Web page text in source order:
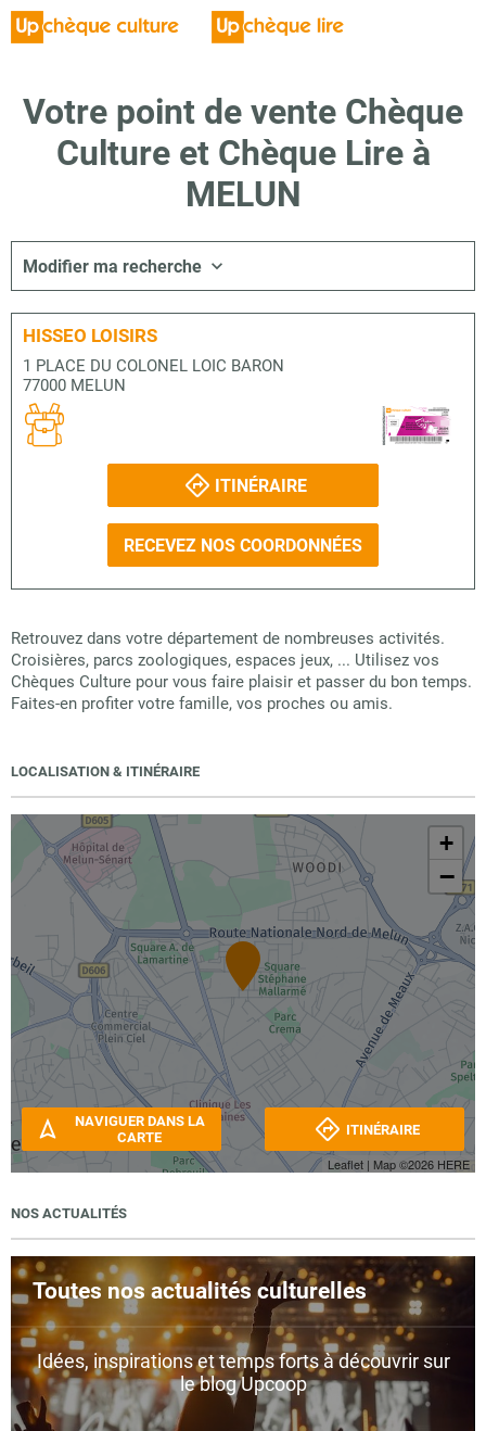
Votre point de vente Chèque
Culture et Chèque Lire à
MELUN
Modifier ma recherche
HISSEO LOISIRS
1 PLACE DU COLONEL LOIC BARON
77000 MELUN
ITINÉRAIRE
RECEVEZ NOS COORDONNÉES
Retrouvez dans votre département de nombreuses activités.
Croisières, parcs zoologiques, espaces jeux, ... Utilisez vos
Chèques Culture pour vous faire plaisir et passer du bon temps.
Faites-en profiter votre famille, vos proches ou amis.
LOCALISATION & ITINÉRAIRE
+
−
Leaflet | Map ©2026 HERE
NAVIGUER DANS LA
CARTE
ITINÉRAIRE
NOS ACTUALITÉS
Toutes nos actualités culturelles
Idées, inspirations et temps forts à découvrir sur
le blog Upcoop